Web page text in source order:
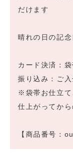
だけます
晴れの日の記
カード決済：
振り込み：ご
※袋帯お仕立
仕上がってか
【商品番号：